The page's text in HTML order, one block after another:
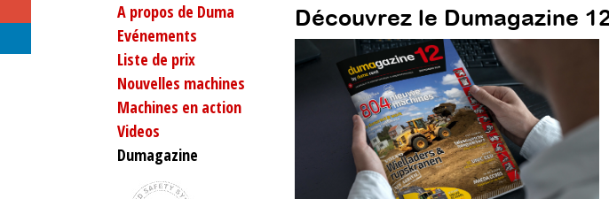
A propos de Duma
Evénements
Liste de prix
Nouvelles machines
Machines en action
Videos
Dumagazine
Découvrez le Dumagazine